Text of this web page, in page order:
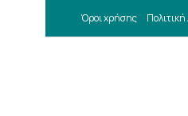
Όροι χρήσης